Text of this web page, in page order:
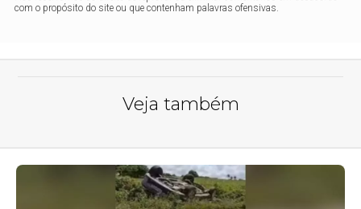
com o propósito do site ou que contenham palavras ofensivas.
Veja também